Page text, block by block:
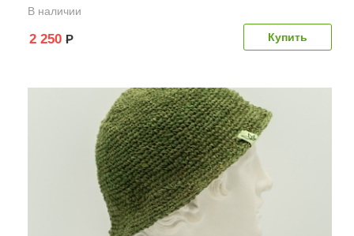
В наличии
2 250 Р